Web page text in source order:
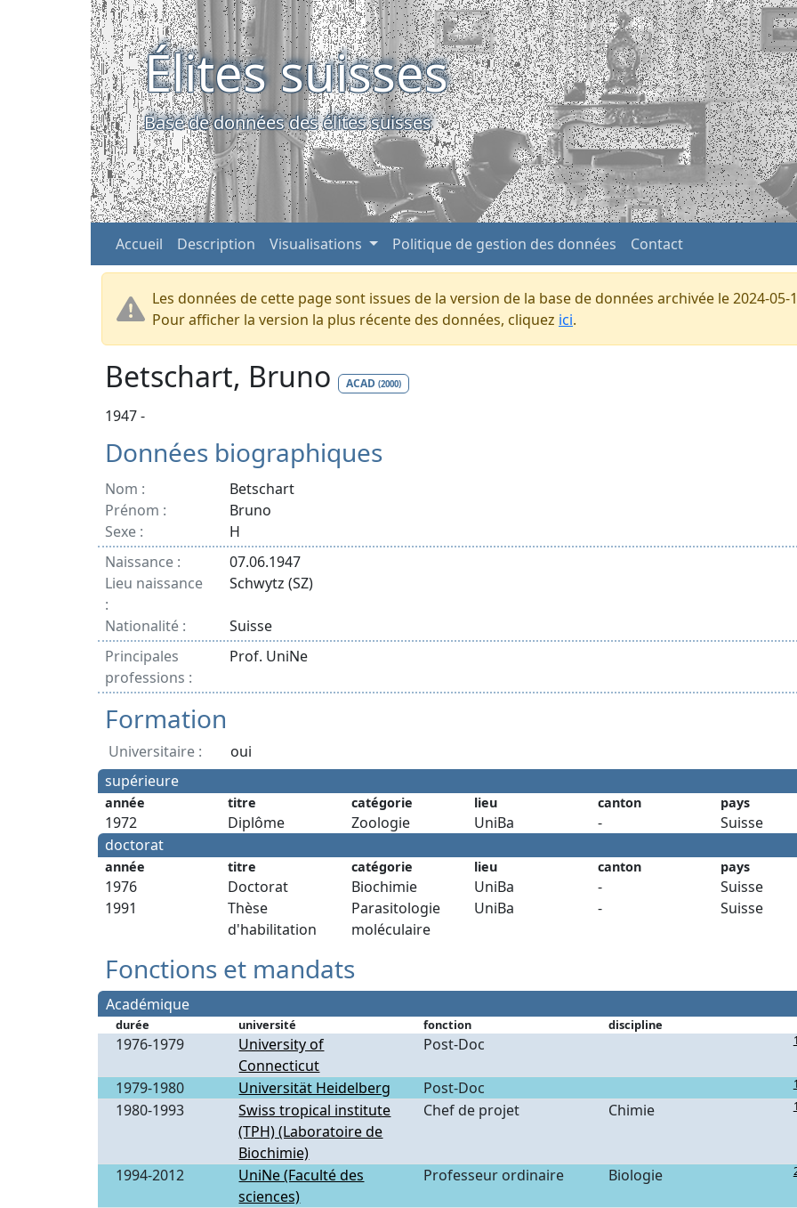
Élites suisses
Base de données des élites suisses
Accueil Description Visualisations Politique de gestion des données Contact
Les données de cette page sont issues de la version de la base de données archivée le 2024-05-
Pour afficher la version la plus récente des données, cliquez ici.
Betschart, Bruno ACAD (2000)
1947 -
Données biographiques
Nom :
Betschart
Prénom :
Bruno
Sexe :
H
Naissance :
07.06.1947
Lieu naissance
:
Schwytz (SZ)
Nationalité :
Suisse
Principales
professions :
Prof. UniNe
Formation
Universitaire :
oui
supérieure
année titre catégorie lieu canton pays
1972 Diplôme Zoologie UniBa -
Suisse
doctorat
année titre catégorie lieu canton pays
1976 Doctorat Biochimie UniBa -
Suisse
1991
Thèse
d'habilitation
Parasitologie
moléculaire
UniBa - Suisse
Fonctions et mandats
Académique
durée université fonction discipline
1976-1979
University of
Connecticut
Post-Doc
1979-1980 Universität Heidelberg Post-Doc
1980-1993
Swiss tropical institute
(TPH) (Laboratoire de
Biochimie)
Chef de projet Chimie
1994-2012
UniNe (Faculté des
sciences)
Professeur ordinaire Biologie